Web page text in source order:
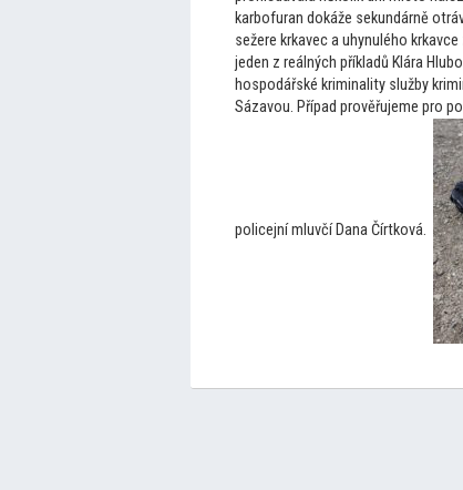
karbofuran dokáže sekundárně
sežere krkavec a uhynulého
jeden z reálných příkladů Klára
hospodářské kriminality služby
Sázavou. Případ prověřujeme pro
policejní mluvčí Dana Čírtková.